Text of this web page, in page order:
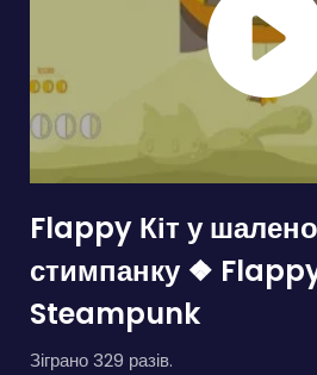
Flappy Кіт у
стимпанку ❖
Steampunk
Зіграно 329 разів.